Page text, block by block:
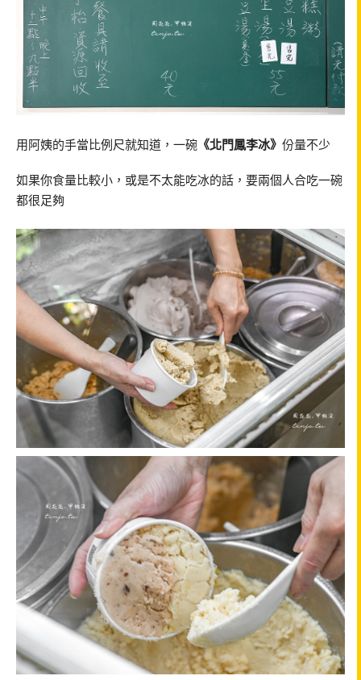
用阿姨的手當比例尺就知道，一碗 《北門鳳李冰》 份量不少
如果你食量比較小，或是不太能吃冰的話，要兩個人合吃一碗
都很足夠